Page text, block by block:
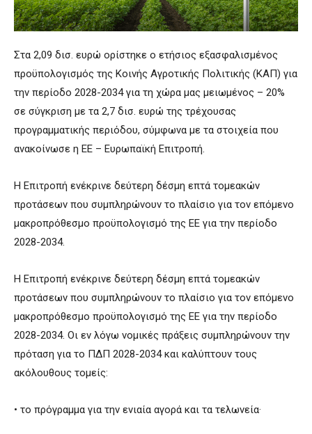
Στα 2,09 δισ. ευρώ ορίστηκε ο ετήσιος εξασφαλισμένος
προϋπολογισμός της Κοινής Αγροτικής Πολιτικής (ΚΑΠ) για
την περίοδο 2028-2034 για τη χώρα μας μειωμένος – 20%
σε σύγκριση με τα 2,7 δισ. ευρώ της τρέχουσας
προγραμματικής περιόδου, σύμφωνα με τα στοιχεία που
ανακοίνωσε η ΕΕ – Ευρωπαϊκή Επιτροπή.
Η Επιτροπή ενέκρινε δεύτερη δέσμη επτά τομεακών
προτάσεων που συμπληρώνουν το πλαίσιο για τον επόμενο
μακροπρόθεσμο προϋπολογισμό της ΕΕ για την περίοδο
2028-2034.
Η Επιτροπή ενέκρινε δεύτερη δέσμη επτά τομεακών
προτάσεων που συμπληρώνουν το πλαίσιο για τον επόμενο
μακροπρόθεσμο προϋπολογισμό της ΕΕ για την περίοδο
2028-2034. Οι εν λόγω νομικές πράξεις συμπληρώνουν την
πρόταση για το ΠΔΠ 2028-2034 και καλύπτουν τους
ακόλουθους τομείς:
• το πρόγραμμα για την ενιαία αγορά και τα τελωνεία·